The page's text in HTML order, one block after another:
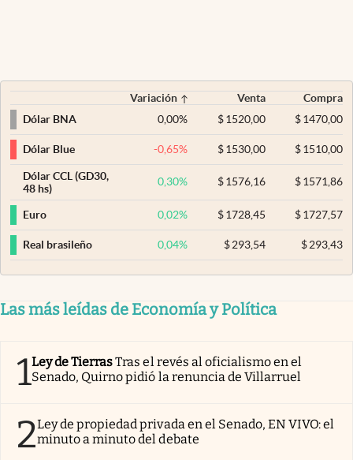
Variación Venta
Compra
Dólar BNA
0,00% $ 1520,00 $1470,00
Dólar Blue -0,65% $ 1530,00 $1510,00
Dólar CCL (GD30,
48 hs)
0,30% $ 1576,16 $1571,86
Euro 0,02% $ 1728,45 $1727,57
Real brasileño 0,04% $ 293,54 $293,43
Las más leídas de Economía y Política
1Ley de TierrasTras el revés al oficialismo en el
Senado, Quirno pidió la renuncia de Villarruel
2Ley de propiedad privada en el Senado, EN VIVO: el
minuto a minuto del debate